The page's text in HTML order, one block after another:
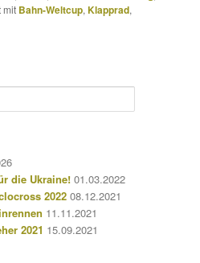
mit Bahn-Weltcup,Klapprad,
die Ukraine! 01.03.2022
2022 08.12.2021
11.11.2021
2021 15.09.2021